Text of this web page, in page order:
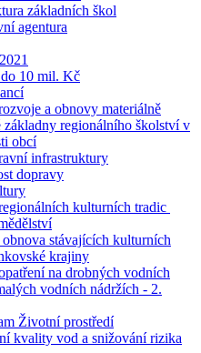
základních škol
agentura
10 mil. Kč
a obnovy materiálně
základny regionálního školství v
obcí
infrastruktury
dopravy
kulturních tradic
stávajících kulturních
krajiny
na drobných vodních
vodních nádržích - 2.
Životní prostředí
kvality vod a snižování rizika